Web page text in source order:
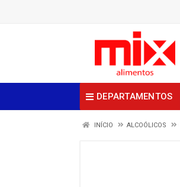
DEPARTAMENTOS
INÍCIO ALCOÓLICOS